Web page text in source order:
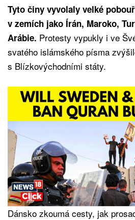
Tyto činy vyvolaly velké
v zemích jako Írán, Maroko,
Arábie. Protesty vypukly i ve
svatého islámského písma
s Blízkovýchodními státy.
Dánsko zkoumá cesty, jak